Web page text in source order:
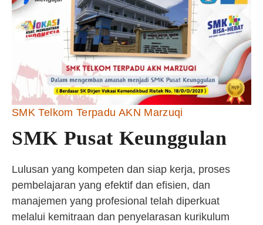
SMK Telkom Terpadu AKN Marzuqi
SMK Pusat Keunggulan
Lulusan yang kompeten dan siap kerja, proses
pembelajaran yang efektif dan efisien, dan
manajemen yang profesional telah diperkuat
melalui kemitraan dan penyelarasan kurikulum